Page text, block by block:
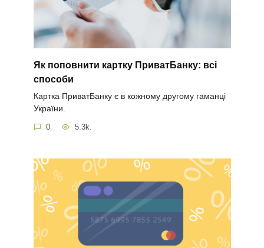
Як поповнити картку ПриватБанку: всі
способи
Картка ПриватБанку є в кожному другому гаманці
України.
0 5.3k.